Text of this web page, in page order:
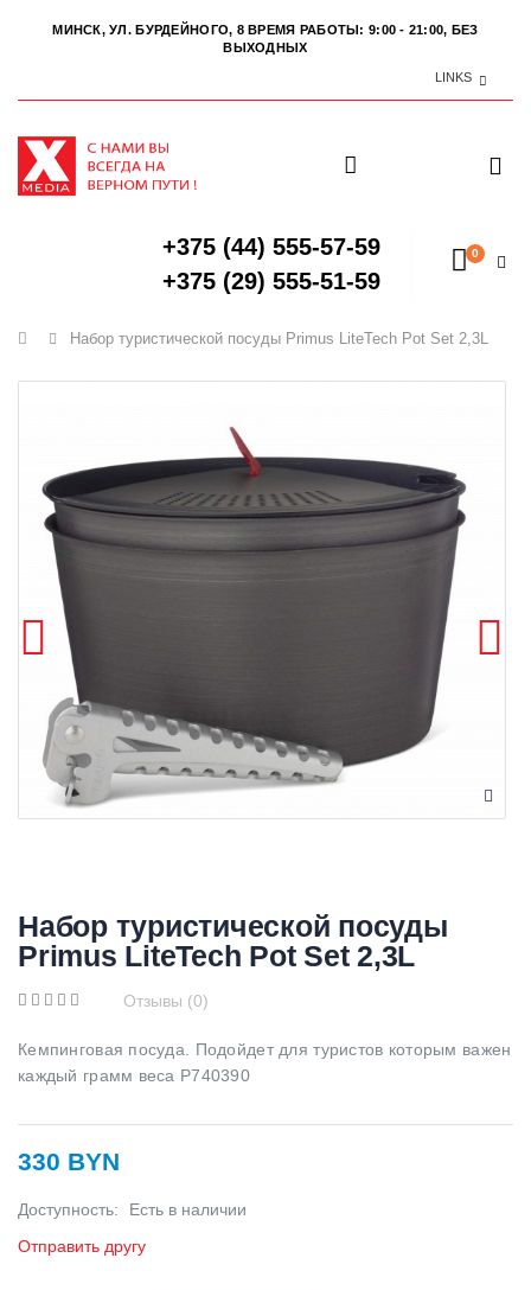
МИНСК, УЛ. БУРДЕЙНОГО, 8 ВРЕМЯ РАБОТЫ: 9:00 - 21:00, БЕЗ
ВЫХОДНЫХ
LINKS
+375 (44) 555-57-59
+375 (29) 555-51-59
0
Главная
Набор туристической посуды Primus LiteTech Pot Set 2,3L
Набор туристической посуды
Primus LiteTech Pot Set 2,3L
Отзывы (0)
Кемпинговая посуда. Подойдет для туристов которым важен
каждый грамм веса P740390
330 BYN
Доступность:
Есть в наличии
Отправить другу